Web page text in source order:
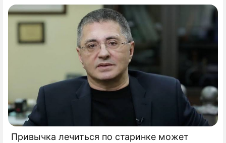
Привычка лечиться по старинке может